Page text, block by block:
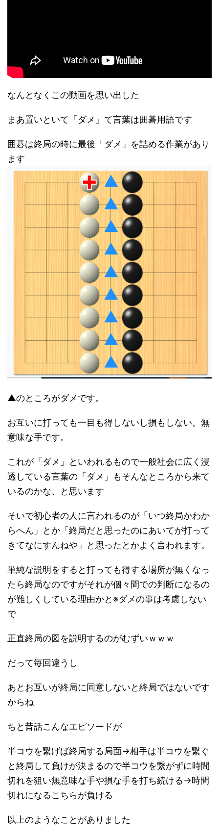
なんとなくこの動画を思い出した
まあ置いといて「ダメ」て言葉は囲碁用語です
囲碁は終局の時に最後「ダメ」を詰める作業があり
ます
▲のところがダメです。
お互いに打っても一目も得しないし損もしない。無
意味な手です。
これが「ダメ」といわれるもので一般社会に広く浸
透している言葉の「ダメ」もそんなところから来て
いるのかな、と思います
そいで初心者の人に言われるのが「いつ終局かわか
らへん」とか「終局だと思ったのにあいてが打って
きてなにすんねや」と思ったとかよく言われます。
単純な説明をすると打っても得する場所が無くなっ
たら終局なのですがそれが個々間での判断になるの
が難しくしている理由かと※ダメの事は考慮しない
で
正直終局の図を説明するのがむずいｗｗｗ
だって毎回違うし
あとお互いが終局に同意しないと終局ではないです
からね
ちと昔話こんなエピソードが
半コウを繋げば終局する局面→相手は半コウを繋ぐ
と終局して負けが決まるので半コウを繋がずに時間
切れを狙い無意味な手や損な手を打ち続ける→時間
切れになるこちらが負ける
以上のようなことがありました